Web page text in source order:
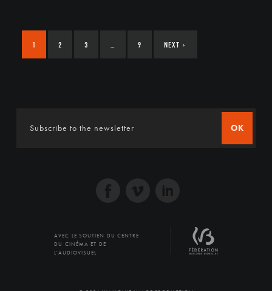
1 2 3 9 NEXT ›
OK
AVEC LE SOUTIEN DU CENTRE
DU CINÉMA ET DE
L'AUDIOVISUEL